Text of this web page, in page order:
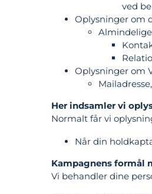
ved
Oplysninger om
Oplysninger om
Her indsamler vi
Normalt får vi
Når din
Kampagnens formål
Vi behandler dine